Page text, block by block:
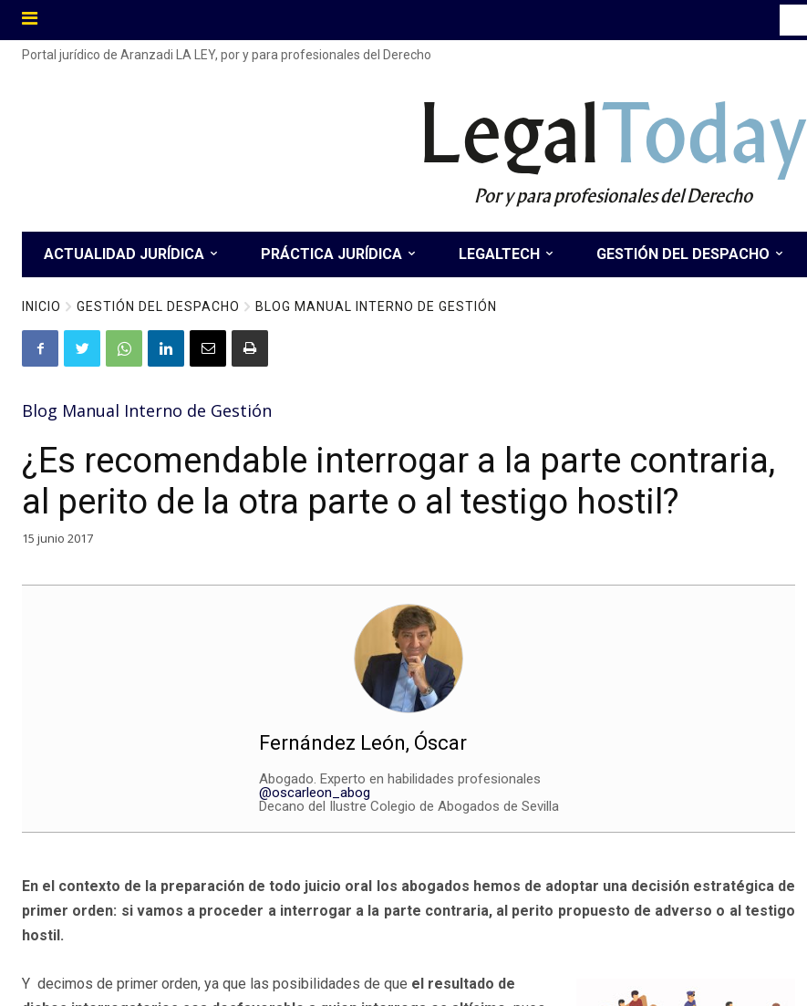
Portal jurídico de Aranzadi LA LEY, por y para profesionales del Derecho
LegalToday
Por y para profesionales del Derecho
ACTUALIDAD JURÍDICA PRÁCTICA JURÍDICA LEGALTECH GESTIÓN DEL DESPACHO
INICIO GESTIÓN DEL DESPACHO BLOG MANUAL INTERNO DE GESTIÓN
Blog Manual Interno de Gestión
¿Es recomendable interrogar a la parte contraria,
al perito de la otra parte o al testigo hostil?
15 junio 2017
Fernández León, Óscar
Abogado. Experto en habilidades profesionales
@oscarleon_abog
Decano del Ilustre Colegio de Abogados de Sevilla
En el contexto de la preparación de todo juicio oral los abogados hemos de adoptar una decisión estratégica de
primer orden: si vamos a proceder a interrogar a la parte contraria, al perito propuesto de adverso o al testigo
hostil.
Y decimos de primer orden, ya que las posibilidades de que el resultado de